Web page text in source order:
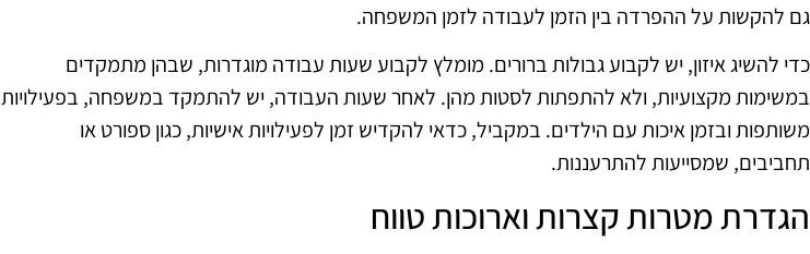
גם להקשות על ההפרדה בין הזמן לעבודה לזמן המשפחה.
כדי להשיג איזון, יש לקבוע גבולות ברורים. מומלץ לקבוע שעות עבודה מוגדרות, שבהן מתמקדים
במשימות מקצועיות, ולא להתפתות לסטות מהן. לאחר שעות העבודה, יש להתמקד במשפחה, בפעילויות
משותפות ובזמן איכות עם הילדים. במקביל, כדאי להקדיש זמן לפעילויות אישיות, כגון ספורט או
תחביבים, שמסייעות להתרעננות.
הגדרת מטרות קצרות וארוכות טווח